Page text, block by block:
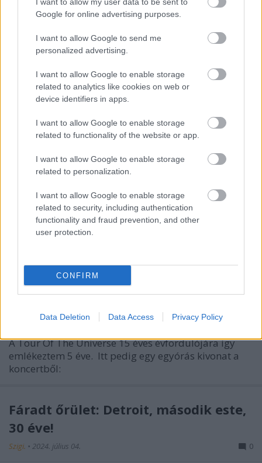
Google for online advertising purposes.
I want to allow Google to send me
personalized advertising.
I want to allow Google to enable storage
related to analytics like cookies on web or
device identifiers in apps.
I want to allow Google to enable storage
related to functionality of the website or app.
I want to allow Google to enable storage
related to personalization.
I want to allow Google to enable storage
related to security, including authentication
functionality and fraud prevention, and other
user protection.
CONFIRM
Data Deletion Data Access Privacy Policy
5 éve, a 40. születésnapomon együtt ültünk a Corvin
moziban és néztük az új DM koncert-
dokumentumfilmet, a SPIRITS IN THE FOREST című
alkotást. Összességében aztán
filmmel kapcsolatban. Sokan kiemelik a gyönyörűen
fényképezett koncerthelyszíneket, az…
15 éve Carcassone-ban
2024. július 06.
A Tour Of The Universe 15 éves évfordulójára így
emlékeztem 5 éve. Itt pedig egy egyórás kivonat a
koncertből:
Fáradt őrület: Detroit, második este,
30 éve!
Szigi. • 2024. július 04. 0